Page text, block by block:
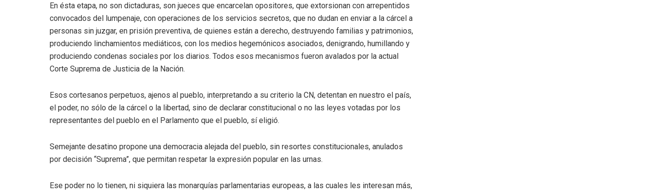
En ésta etapa, no son dictaduras, son jueces que encarcelan opositores, que extorsionan con arrepentidos
convocados del lumpenaje, con operaciones de los servicios secretos, que no dudan en enviar a la cárcel a
personas sin juzgar, en prisión preventiva, de quienes están a derecho, destruyendo familias y patrimonios,
produciendo linchamientos mediáticos, con los medios hegemónicos asociados, denigrando, humillando y
produciendo condenas sociales por los diarios. Todos esos mecanismos fueron avalados por la actual
Corte Suprema de Justicia de la Nación.
Esos cortesanos perpetuos, ajenos al pueblo, interpretando a su criterio la CN, detentan en nuestro el país,
el poder, no sólo de la cárcel o la libertad, sino de declarar constitucional o no las leyes votadas por los
representantes del pueblo en el Parlamento que el pueblo, sí eligió.
Semejante desatino propone una democracia alejada del pueblo, sin resortes constitucionales, anulados
por decisión “Suprema”, que permitan respetar la expresión popular en las urnas.
Ese poder no lo tienen, ni siquiera las monarquías parlamentarias europeas, a las cuales les interesan más,